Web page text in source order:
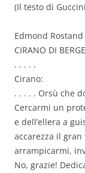
(Il testo di
Edmond Rostand
CIRANO DI
. . . . .
Cirano:
. . . . . Orsù che
Cercarmi un
e dell’ellera a
accarezza il gran
arrampicarmi,
No, grazie!